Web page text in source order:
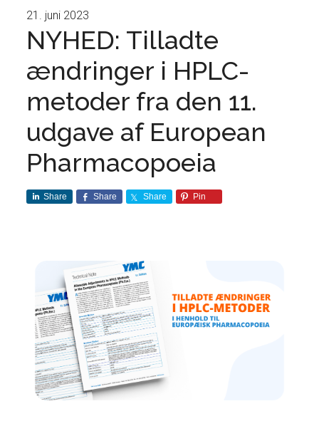
21. juni 2023
NYHED: Tilladte
ændringer i HPLC-
metoder fra den 11.
udgave af European
Pharmacopoeia
Share Share Share Pin